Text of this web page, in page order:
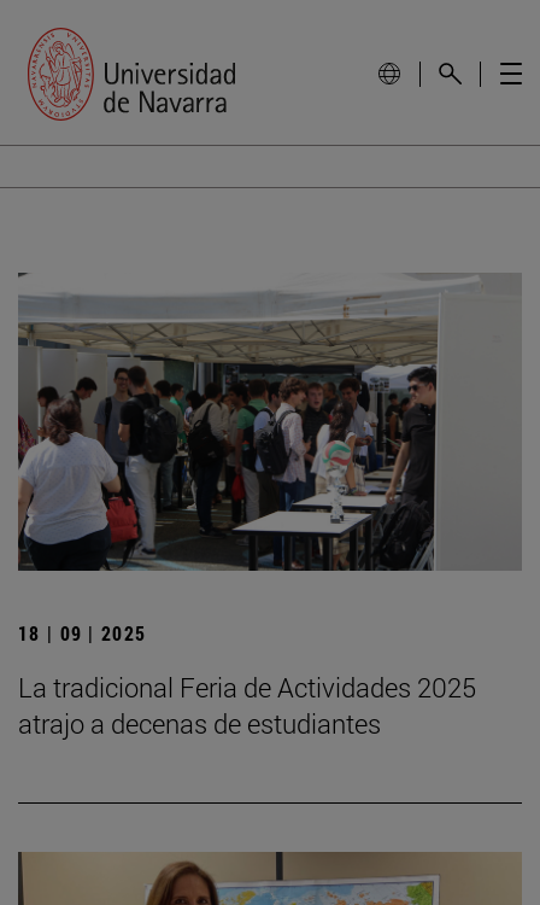
18 | 09 | 2025
La tradicional Feria de Actividades 2025
atrajo a decenas de estudiantes